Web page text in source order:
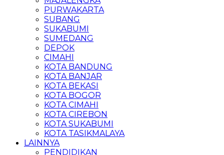
PURWAKARTA
SUBANG
SUKABUMI
SUMEDANG
DEPOK
CIMAHI
KOTA BANDUNG
KOTA BANJAR
KOTA BEKASI
KOTA BOGOR
KOTA CIMAHI
KOTA CIREBON
KOTA SUKABUMI
KOTA TASIKMALAYA
LAINNYA
PENDIDIKAN